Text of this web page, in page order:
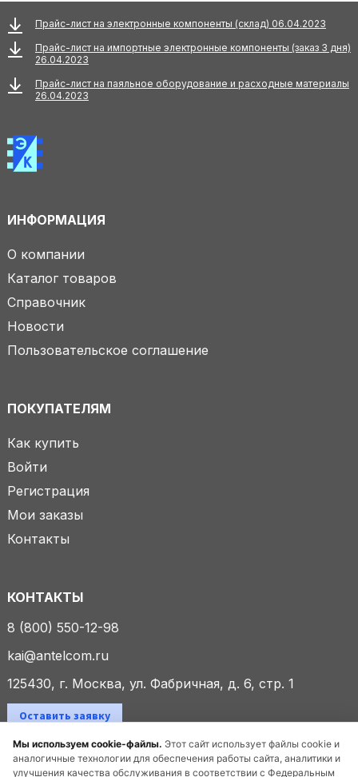
Мы используем cookie-файлы. Этот сайт использует файлы cookie и
аналогичные технологии для обеспечения работы сайта, аналитики и
улучшения качества обслуживания в соответствии с Федеральным
Прайс-лист на электронные компоненты (склад) 06.04.2023
Прайс-лист на импортные электронные компоненты (заказ 3 дня)
26.04.2023
Прайс-лист на паяльное оборудование и расходные материалы
26.04.2023
ИНФОРМАЦИЯ
О компании
Каталог товаров
Справочник
Новости
Пользовательское соглашение
ПОКУПАТЕЛЯМ
Как купить
Войти
Регистрация
Мои заказы
Контакты
КОНТАКТЫ
8 (800) 550-12-98
kai@antelcom.ru
125430, г. Москва, ул. Фабричная, д. 6, стр. 1
Оставить заявку